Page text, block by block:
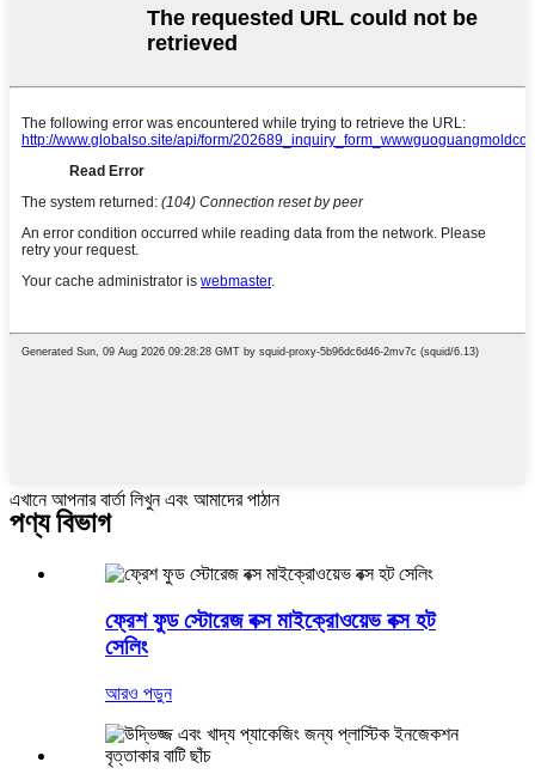
এখানে আপনার বার্তা লিখুন এবং আমাদের পাঠান
পণ্য বিভাগ
ফ্রেশ ফুড স্টোরেজ বক্স মাইক্রোওয়েভ বক্স হট
সেলিং
আরও পড়ুন